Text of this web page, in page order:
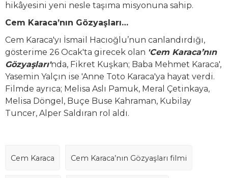
hikâyesini yeni nesle taşıma misyonuna sahip.
Cem Karaca’nın Gözyaşları…
Cem Karaca'yı İsmail Hacıoğlu’nun canlandırdığı,
gösterime 26 Ocak'ta girecek olan 'Cem Karaca’nın
Gözyaşları'nda, Fikret Kuşkan; Baba Mehmet Karaca',
Yasemin Yalçın ise 'Anne Toto Karaca'ya hayat verdi.
Filmde ayrıca; Melisa Aslı Pamuk, Meral Çetinkaya,
Melisa Döngel, Buçe Buse Kahraman, Kubilay
Tuncer, Alper Saldıran rol aldı.
Cem Karaca Cem Karaca’nın Gözyaşları filmi